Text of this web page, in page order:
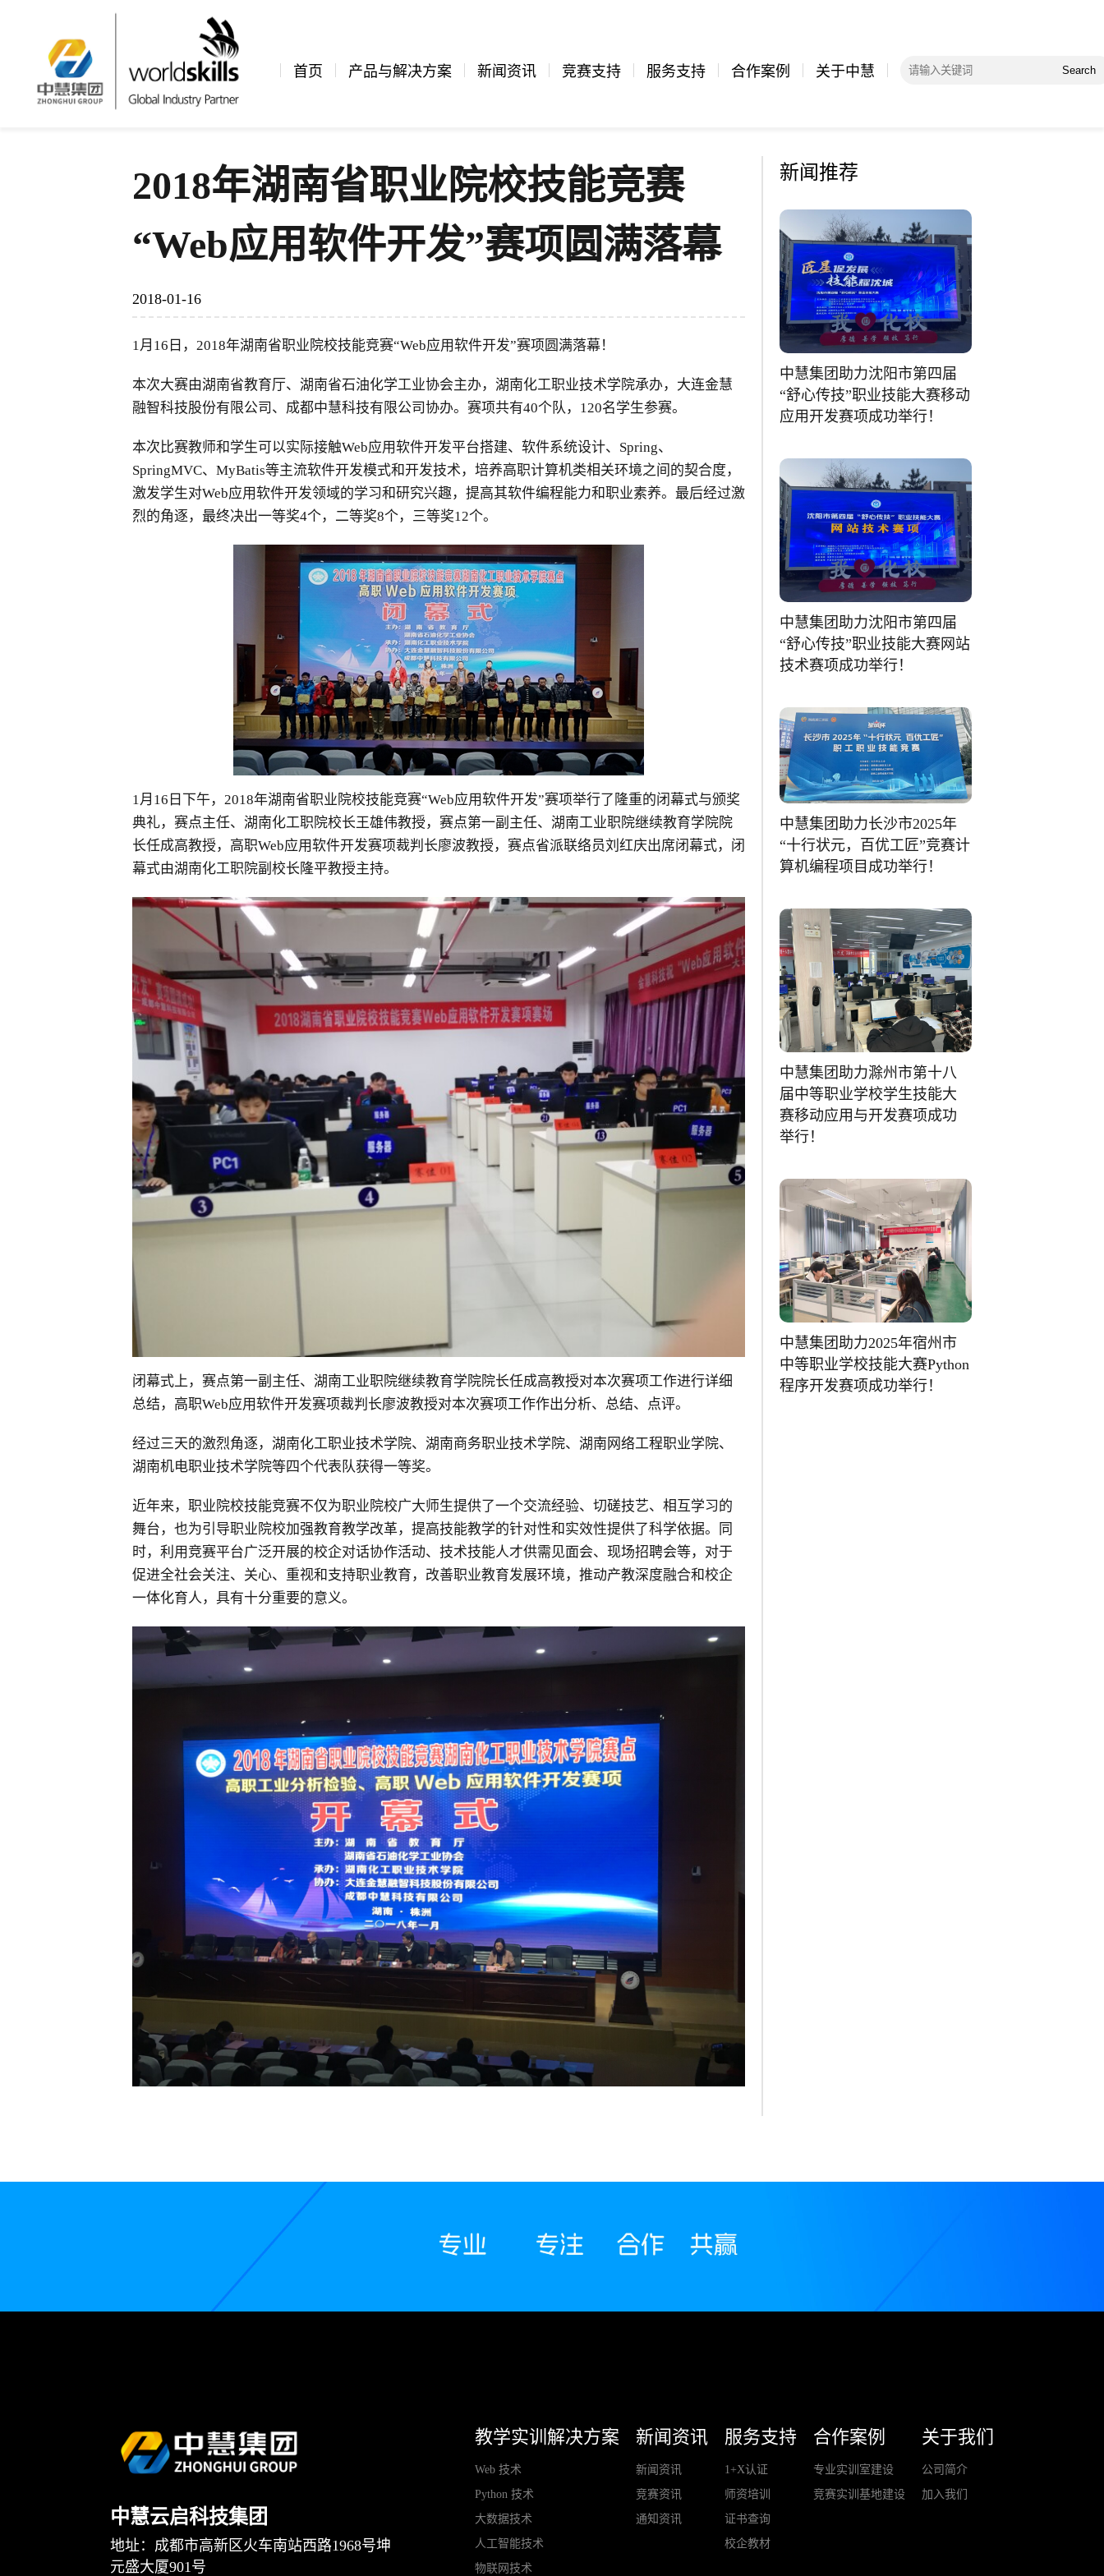
首页 产品与解决方案 新闻资讯 竞赛支持 服务支持 合作案例 关于中慧 Search
公司新闻 文章详情
2018年湖南省职业院校技能竞赛
“Web应用软件开发”赛项圆满落幕
2018-01-16
1月16日，2018年湖南省职业院校技能竞赛“Web应用软件开发”赛项圆满落幕！
本次大赛由湖南省教育厅、湖南省石油化学工业协会主办，湖南化工职业技术学院承办，大连金慧
融智科技股份有限公司、成都中慧科技有限公司协办。赛项共有40个队，120名学生参赛。
本次比赛教师和学生可以实际接触Web应用软件开发平台搭建、软件系统设计、Spring、
SpringMVC、MyBatis等主流软件开发模式和开发技术，培养高职计算机类相关环境之间的契合度，
激发学生对Web应用软件开发领域的学习和研究兴趣，提高其软件编程能力和职业素养。最后经过激
烈的角逐，最终决出一等奖4个，二等奖8个，三等奖12个。
1月16日下午，2018年湖南省职业院校技能竞赛“Web应用软件开发”赛项举行了隆重的闭幕式与颁奖
典礼，赛点主任、湖南化工职院校长王雄伟教授，赛点第一副主任、湖南工业职院继续教育学院院
长任成高教授，高职Web应用软件开发赛项裁判长廖波教授，赛点省派联络员刘红庆出席闭幕式，闭
幕式由湖南化工职院副校长隆平教授主持。
闭幕式上，赛点第一副主任、湖南工业职院继续教育学院院长任成高教授对本次赛项工作进行详细
总结，高职Web应用软件开发赛项裁判长廖波教授对本次赛项工作作出分析、总结、点评。
经过三天的激烈角逐，湖南化工职业技术学院、湖南商务职业技术学院、湖南网络工程职业学院、
湖南机电职业技术学院等四个代表队获得一等奖。
近年来，职业院校技能竞赛不仅为职业院校广大师生提供了一个交流经验、切磋技艺、相互学习的
舞台，也为引导职业院校加强教育教学改革，提高技能教学的针对性和实效性提供了科学依据。同
时，利用竞赛平台广泛开展的校企对话协作活动、技术技能人才供需见面会、现场招聘会等，对于
促进全社会关注、关心、重视和支持职业教育，改善职业教育发展环境，推动产教深度融合和校企
一体化育人，具有十分重要的意义。
新闻推荐
中慧集团助力沈阳市第四届
“舒心传技”职业技能大赛移动
应用开发赛项成功举行！
中慧集团助力沈阳市第四届
“舒心传技”职业技能大赛网站
技术赛项成功举行！
中慧集团助力长沙市2025年
“十行状元，百优工匠”竞赛计
算机编程项目成功举行！
中慧集团助力滁州市第十八
届中等职业学校学生技能大
赛移动应用与开发赛项成功
举行！
中慧集团助力2025年宿州市
中等职业学校技能大赛Python
程序开发赛项成功举行！
中慧云启科技集团
地址：成都市高新区火车南站西路1968号坤
元盛大厦901号
教学实训解决方案
Web 技术
Python 技术
大数据技术
人工智能技术
物联网技术
新闻资讯
新闻资讯
竞赛资讯
通知资讯
服务支持
1+X认证
师资培训
证书查询
校企教材
合作案例
专业实训室建设
竞赛实训基地建设
关于我们
公司简介
加入我们